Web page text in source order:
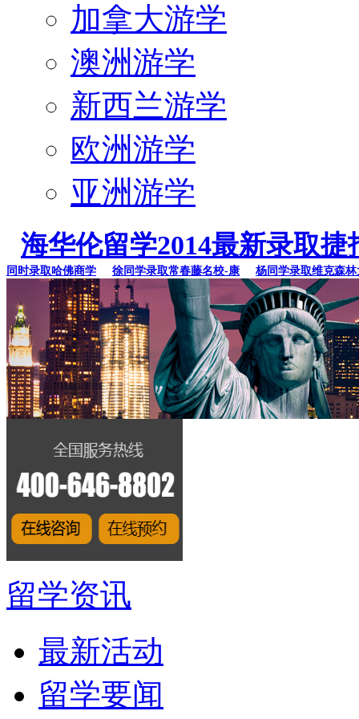
加拿大游学
澳洲游学
新西兰游学
欧洲游学
亚洲游学
海华伦留学2014最新录取捷
录取哈佛商学 徐同学录取常春藤名校-康 杨同学录取维克森林大学
留学资讯
最新活动
留学要闻